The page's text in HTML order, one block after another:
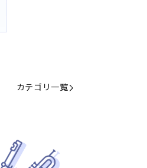
カテゴリ一覧